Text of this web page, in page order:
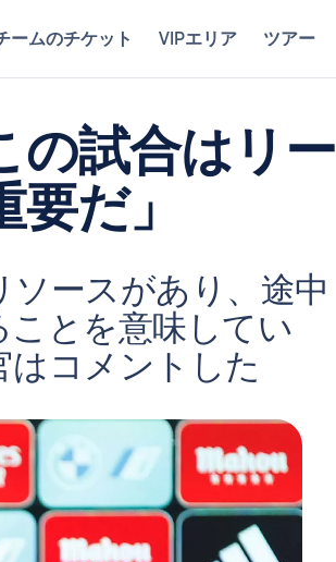
ームのチケット VIPエリア ツアー
の試合はリー
だ」
ソースがあり、途中
とを意味してい
コメントした